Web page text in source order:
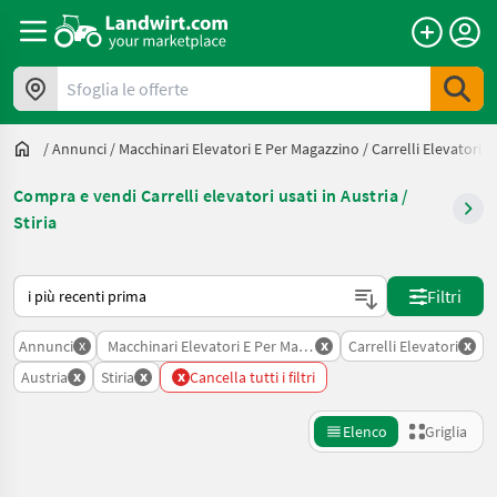
Sfoglia le offerte
/Annunci / Macchinari Elevatori E Per Magazzino /Carrelli Elevatori
Compra e vendi Carrelli elevatori usati in Austria /
Stiria
Ecco come viene ordinato su Landwirt.com
Filtri
Annunci x Macchinari Elevatori E Per Magazzino
x Carrelli Elevatori x
Austria x Stiria x x Cancella tutti i filtri
Elenco Griglia